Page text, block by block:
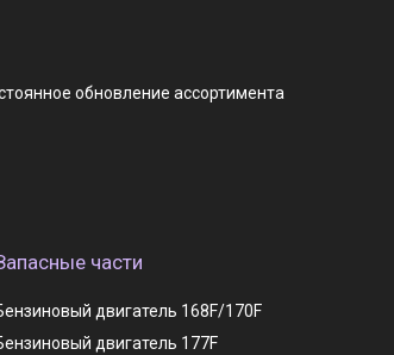
обновление ассортимента
части
двигатель 168F/170F
двигатель 177F